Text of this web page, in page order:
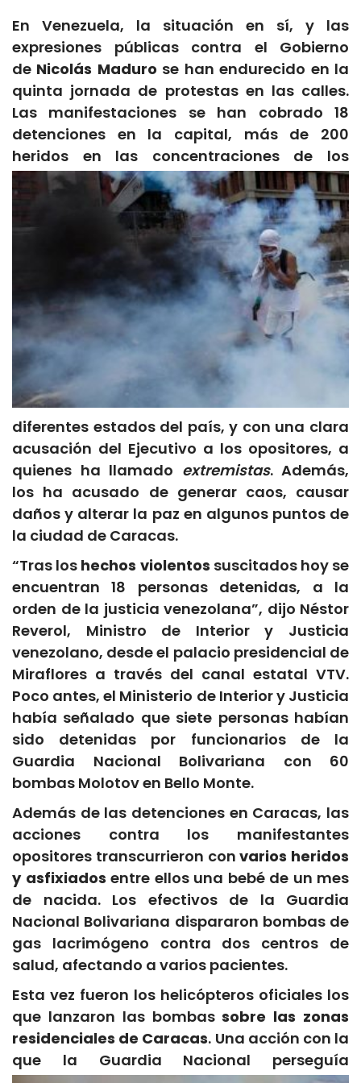
En Venezuela, la situación en sí, y las
expresiones públicas contra el Gobierno
de Nicolás Maduro se han endurecido en la
quinta jornada de protestas en las calles.
Las manifestaciones se han cobrado 18
detenciones en la capital, más de 200
heridos en las concentraciones de los
diferentes estados del país, y con una clara
acusación del Ejecutivo a los opositores, a
quienes ha llamado extremistas. Además,
los ha acusado de generar caos, causar
daños y alterar la paz en algunos puntos de
la ciudad de Caracas.
“Tras los hechos violentos suscitados hoy se
encuentran 18 personas detenidas, a la
orden de la justicia venezolana”, dijo Néstor
Reverol, Ministro de Interior y Justicia
venezolano, desde el palacio presidencial de
Miraflores a través del canal estatal VTV.
Poco antes, el Ministerio de Interior y Justicia
había señalado que siete personas habían
sido detenidas por funcionarios de la
Guardia Nacional Bolivariana con 60
bombas Molotov en Bello Monte.
Además de las detenciones en Caracas, las
acciones contra los manifestantes
opositores transcurrieron convarios heridos
y asfixiados entre ellos una bebé de un mes
de nacida. Los efectivos de la Guardia
Nacional Bolivariana dispararon bombas de
gas lacrimógeno contra dos centros de
salud, afectando a varios pacientes.
Esta vez fueron los helicópteros oficiales los
que lanzaron las bombassobre las zonas
residenciales de Caracas. Una acción con la
que la Guardia Nacional perseguía